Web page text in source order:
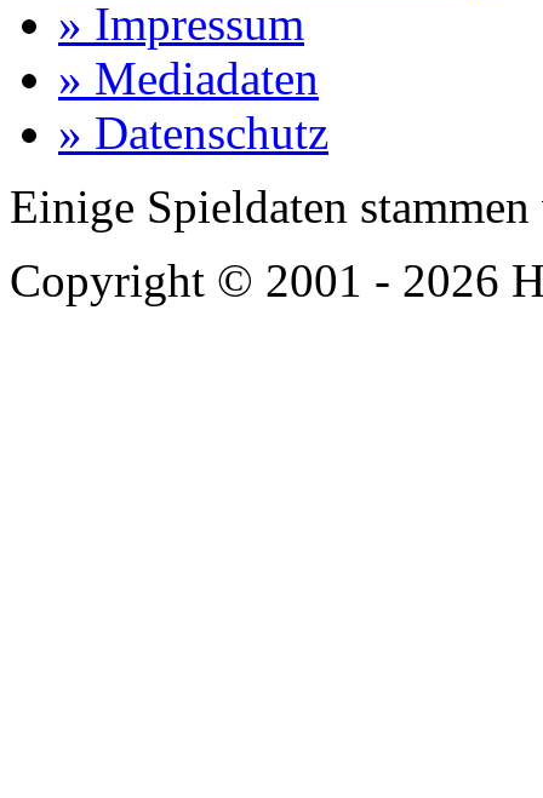
» Impressum
» Mediadaten
» Datenschutz
Einige Spieldaten
Copyright © 2001 - 2026